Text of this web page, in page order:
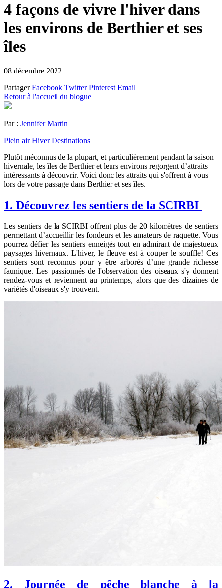
4 façons de vivre l'hiver dans
les environs de Berthier et ses
îles
08 décembre 2022
Partager Facebook Twitter Pinterest Email
Retour à l'accueil du blogue
Par : Jennifer Martin
Plein air Hiver Destinations
Plutôt méconnus de la plupart, et particulièrement pendant la saison
hivernale, les îles de Berthier et leurs environs regorgent d’attraits
intéressants à découvrir. Voici donc les attraits qui s'offrent à vous
lors de votre passage dans Berthier et ses îles.
1. Découvrez les sentiers de la SCIRBI
Les sentiers de la SCIRBI offrent plus de 20 kilomètres de sentiers
permettant d’accueillir les fondeurs et les amateurs de raquette. Vous
pourrez défier les sentiers enneigés tout en admirant de majestueux
paysages hivernaux. L'hiver, le fleuve est à couper le souffle! Ces
sentiers sont reconnus pour y être arborés d’une grande richesse
faunique. Les passionnés de l'observation des oiseaux s'y donnent
rendez-vous et reviennent au printemps, alors que des dizaines de
variétés d'oiseaux s'y trouvent.
2. Journée de pêche blanche à la